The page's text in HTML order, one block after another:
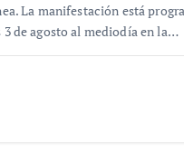
La manifestación está
3 de agosto al mediodía en la…